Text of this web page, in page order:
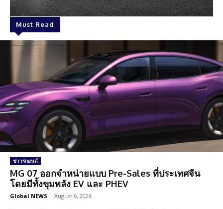
Must Read
ข่าวรถยนต์
MG 07 ออกจำหน่ายแบบ Pre-Sales ที่ประเทศจีน
โดยมีทั้งขุมพลัง EV และ PHEV
Global NEWS - August 6, 2026